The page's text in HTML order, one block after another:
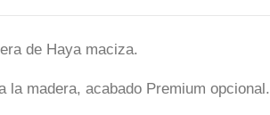
de Haya maciza.
la madera, acabado Premium opcional.